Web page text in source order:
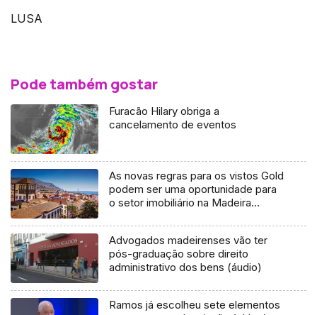
LUSA
Pode também gostar
Furacão Hilary obriga a
cancelamento de eventos
As novas regras para os vistos Gold
podem ser uma oportunidade para
o setor imobiliário na Madeira
Advogados madeirenses vão ter
pós-graduação sobre direito
administrativo dos bens (áudio)
Ramos já escolheu sete elementos